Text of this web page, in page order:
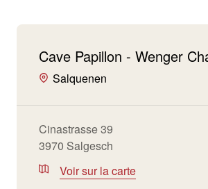
Cave Papillon - Wenger
Salquenen
Cinastrasse 39
3970 Salgesch
Voir sur la carte